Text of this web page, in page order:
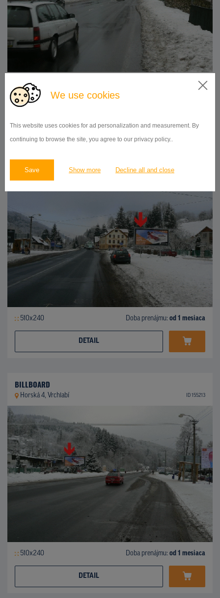
We use cookies
This website uses cookies for ad personalization and measurement. By
continuing to browse the site, you agree to our privacy policy..
Save Show more Decline all and close
510x240 od 1 mesiaca
Horská 3, Vrchlabí
510x240 Doba prenájmu: od 1 mesiaca
DETAIL
BILLBOARD
Horská 4, Vrchlabí ID 155213
510x240 Doba prenájmu: od 1 mesiaca
DETAIL